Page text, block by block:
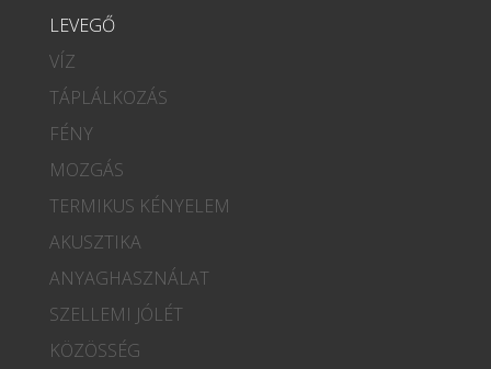
LEVEGŐ
VÍZ
TÁPLÁLKOZÁS
FÉNY
MOZGÁS
TERMIKUS KÉNYELEM
AKUSZTIKA
ANYAGHASZNÁLAT
SZELLEMI JÓLÉT
KÖZÖSSÉG